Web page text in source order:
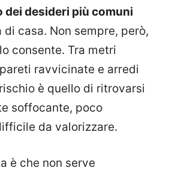
dei desideri più comuni
casa. Non sempre, però,
consente. Tra metri
ravvicinate e arredi
è quello di ritrovarsi
soffocante, poco
da valorizzare.
è che non serve